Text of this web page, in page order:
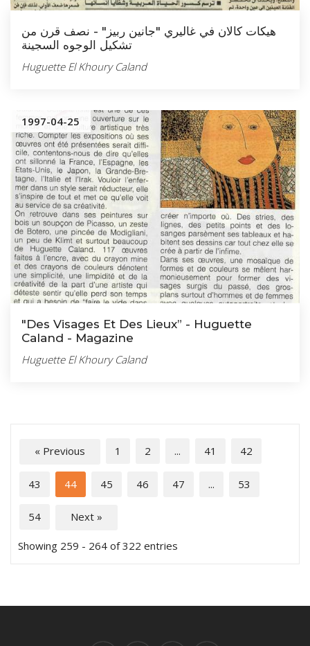
هيكات كالان في غاليري "جانين ربيز" - نصف قرن من
تشكيل الوجوه السجينة
Huguette El Khoury Caland
1997-04-25
"Des Visages Et Des Lieux” - Huguette
Caland - Magazine
Huguette El Khoury Caland
« Previous 1 2 ... 41 42
43 44 45 46 47 ... 53
54 Next »
Showing 259 - 264 of 322 entries